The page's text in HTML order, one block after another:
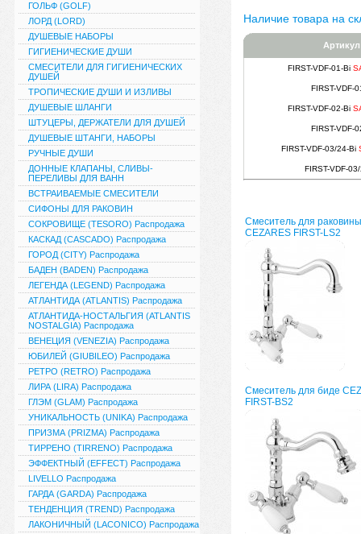
ГОЛЬФ (GOLF)
ЛОРД (LORD)
ДУШЕВЫЕ НАБОРЫ
ГИГИЕНИЧЕСКИЕ ДУШИ
СМЕСИТЕЛИ ДЛЯ ГИГИЕНИЧЕСКИХ
ДУШЕЙ
ТРОПИЧЕСКИЕ ДУШИ И ИЗЛИВЫ
ДУШЕВЫЕ ШЛАНГИ
ШТУЦЕРЫ, ДЕРЖАТЕЛИ ДЛЯ ДУШЕЙ
ДУШЕВЫЕ ШТАНГИ, НАБОРЫ
РУЧНЫЕ ДУШИ
ДОННЫЕ КЛАПАНЫ, СЛИВЫ-
ПЕРЕЛИВЫ ДЛЯ ВАНН
ВСТРАИВАЕМЫЕ СМЕСИТЕЛИ
СИФОНЫ ДЛЯ РАКОВИН
СОКРОВИЩЕ (TESORO) Распродажа
КАСКАД (CASCADO) Распродажа
ГОРОД (CITY) Распродажа
БАДЕН (BADEN) Распродажа
ЛЕГЕНДА (LEGEND) Распродажа
АТЛАНТИДА (ATLANTIS) Распродажа
АТЛАНТИДА-НОСТАЛЬГИЯ (ATLANTIS
NOSTALGIA) Распродажа
ВЕНЕЦИЯ (VENEZIA) Распродажа
ЮБИЛЕЙ (GIUBILEO) Распродажа
РЕТРО (RETRO) Распродажа
ЛИРА (LIRA) Распродажа
ГЛЭМ (GLAM) Распродажа
УНИКАЛЬНОСТЬ (UNIKA) Распродажа
ПРИЗМА (PRIZMA) Распродажа
ТИРРЕНО (TIRRENO) Распродажа
ЭФФЕКТНЫЙ (EFFECT) Распродажа
LIVELLO Распродажа
ГАРДА (GARDA) Распродажа
ТЕНДЕНЦИЯ (TREND) Распродажа
ЛАКОНИЧНЫЙ (LACONICO) Распродажа
Наличие товара на
Артикул
FIRST-VDF-01-Bi
FIRST-VDF-
FIRST-VDF-02-Bi
FIRST-VDF-
FIRST-VDF-03/24-Bi
FIRST-VDF-
Смеситель для раковины
CEZARES FIRST-LS2
Смеситель для биде
FIRST-BS2